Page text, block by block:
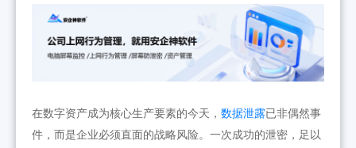
在数字资产成为核心生产要素的今天， 数据泄露已非偶然事
件，而是企业必须直面的战略风险。一次成功的泄密，足以